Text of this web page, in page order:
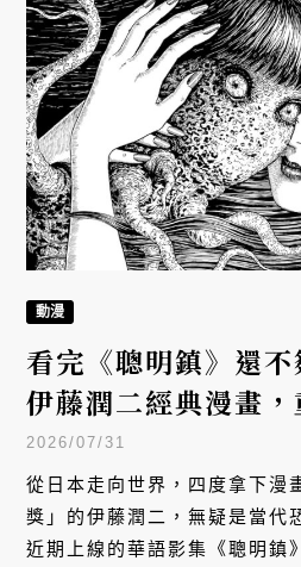
動漫
看完《聰明鎮》還
伊藤潤二經典漫畫
頭！
2026/07/31
從日本走向世界，四度拿下漫
獎」的伊藤潤二，無疑是當代
近期上線的華語影集《聰明鎮